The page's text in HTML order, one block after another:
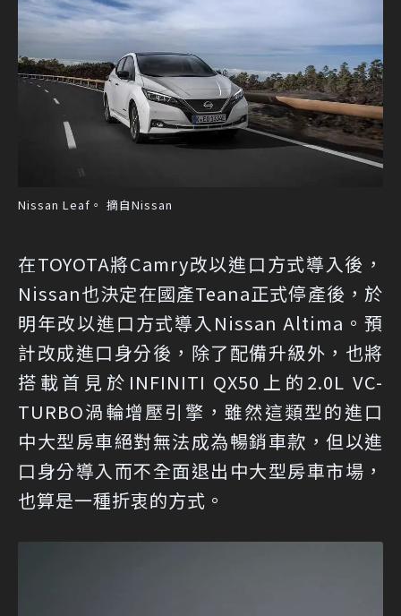
Nissan Leaf。 摘自Nissan
在TOYOTA將Camry改以進口方式導入後，
Nissan也決定在國產Teana正式停產後，於
明年改以進口方式導入Nissan Altima。預
計改成進口身分後，除了配備升級外，也將
搭載首見於INFINITI QX50上的2.0L VC-
TURBO渦輪增壓引擎，雖然這類型的進口
中大型房車絕對無法成為暢銷車款，但以進
口身分導入而不全面退出中大型房車市場，
也算是一種折衷的方式。